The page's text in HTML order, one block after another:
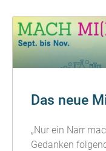
Das neue
„Nur ein Narr
Gedanken